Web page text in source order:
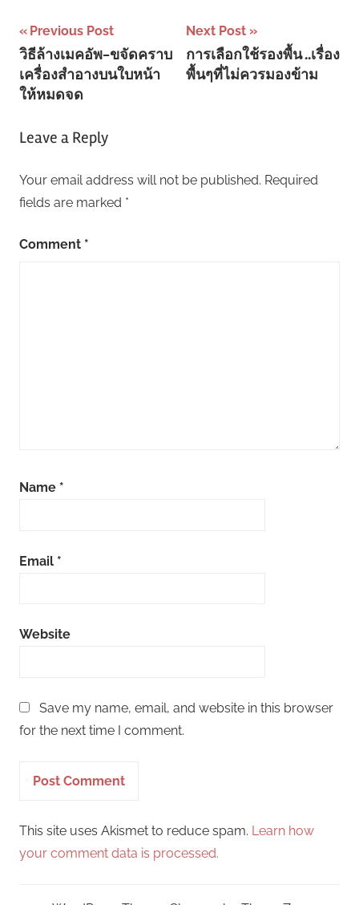
Post
navigation
Previous Post
วิธีล้างเมคอัพ-ขจัดคราบ
เครื่องสำอางบนใบหน้า
ให้หมดจด
Next Post
การเลือกใช้รองพื้น ..เรื่อง
พื้นๆที่ไม่ควรมองข้าม
Leave a Reply
Your email address will not be published. Required
fields are marked *
Comment *
Name *
Email *
Website
Save my name, email, and website in this browser
for the next time I comment.
This site uses Akismet to reduce spam. Learn how
your comment data is processed.